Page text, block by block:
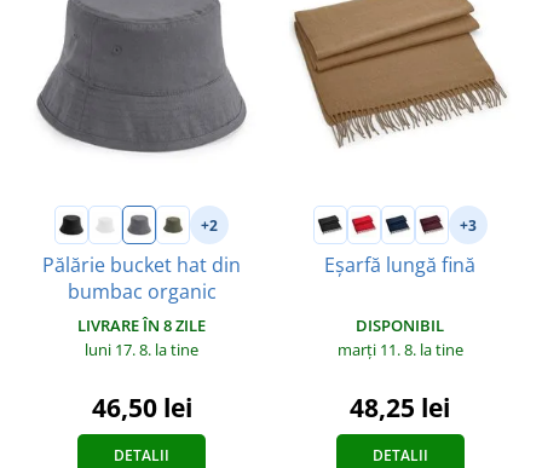
+2
Pălărie bucket hat din
bumbac organic
LIVRARE ÎN 8 ZILE
luni 17. 8. la tine
46,50 lei
DETALII
+3
Eșarfă lungă fină
DISPONIBIL
marți 11. 8. la tine
48,25 lei
DETALII